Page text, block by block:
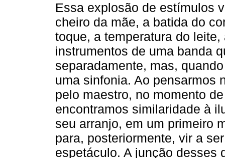
Essa explosão de estímulos
cheiro da mãe, a batida do
toque, a temperatura do
instrumentos de uma banda
separadamente, mas,
uma sinfonia. Ao pensarmos
pelo maestro, no momento
encontramos similaridade à
seu arranjo, em um primeiro
para, posteriormente, vir a
espetáculo. A junção desses